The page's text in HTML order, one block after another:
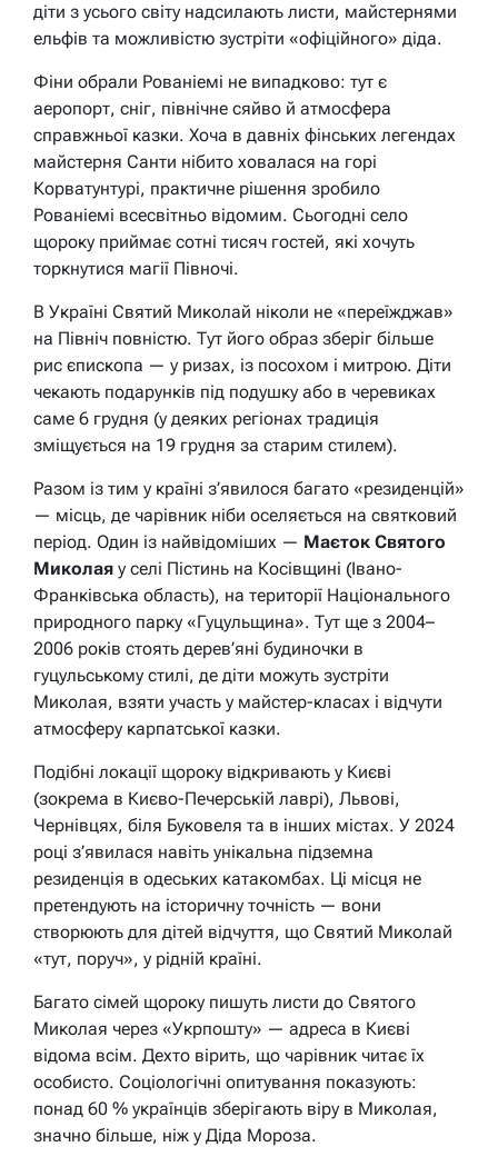
діти з усього світу надсилають листи, майстернями
ельфів та можливістю зустріти «офіційного» діда.
Фіни обрали Рованіемі не випадково: тут є
аеропорт, сніг, північне сяйво й атмосфера
справжньої казки. Хоча в давніх фінських легендах
майстерня Санти нібито ховалася на горі
Корватунтурі, практичне рішення зробило
Рованіемі всесвітньо відомим. Сьогодні село
щороку приймає сотні тисяч гостей, які хочуть
торкнутися магії Півночі.
В Україні Святий Миколай ніколи не «переїжджав»
на Північ повністю. Тут його образ зберіг більше
рис єпископа — у ризах, із посохом і митрою. Діти
чекають подарунків під подушку або в черевиках
саме 6 грудня (у деяких регіонах традиція
зміщується на 19 грудня за старим стилем).
Разом із тим у країні з’явилося багато «резиденцій»
— місць, де чарівник ніби оселяється на святковий
період. Один із найвідоміших — Маєток Святого
Миколая у селі Пістинь на Косівщині (Івано-
Франківська область), на території Національного
природного парку «Гуцульщина». Тут ще з 2004–
2006 років стоять дерев’яні будиночки в
гуцульському стилі, де діти можуть зустріти
Миколая, взяти участь у майстер-класах і відчути
атмосферу карпатської казки.
Подібні локації щороку відкривають у Києві
(зокрема в Києво-Печерській лаврі), Львові,
Чернівцях, біля Буковеля та в інших містах. У 2024
році з’явилася навіть унікальна підземна
резиденція в одеських катакомбах. Ці місця не
претендують на історичну точність — вони
створюють для дітей відчуття, що Святий Миколай
«тут, поруч», у рідній країні.
Багато сімей щороку пишуть листи до Святого
Миколая через «Укрпошту» — адреса в Києві
відома всім. Дехто вірить, що чарівник читає їх
особисто. Соціологічні опитування показують:
понад 60 % українців зберігають віру в Миколая,
значно більше, ніж у Діда Мороза.